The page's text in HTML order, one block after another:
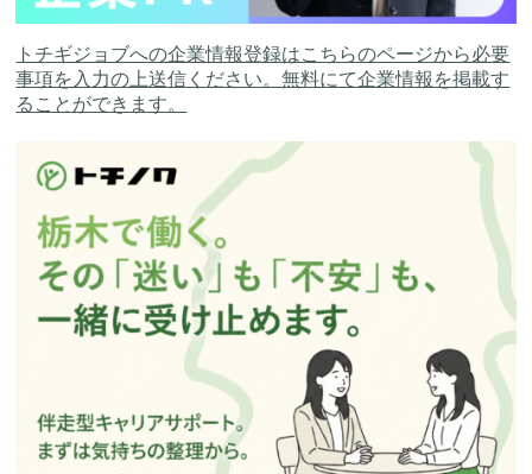
トチギジョブへの企業情報登録はこちらのページから必要
事項を入力の上送信ください。無料にて企業情報を掲載す
ることができます。